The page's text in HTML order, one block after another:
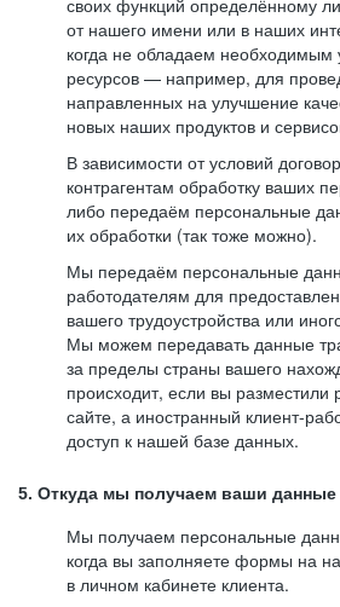
своих функций определённому
от нашего имени или в наших
когда не обладаем необходимым
ресурсов — например, для
направленных на улучшение
новых наших продуктов и
В зависимости от условий
контрагентам обработку ваших
либо передаём персональные
их обработки (так тоже можно).
Мы передаём персональные
работодателям для
вашего трудоустройства или
Мы можем передавать данные
за пределы страны вашего
происходит, если вы
сайте, а иностранный клиент-
доступ к нашей базе данных.
5. Откуда мы получаем ваши данные
Мы получаем персональные
когда вы заполняете формы на
в личном кабинете клиента.